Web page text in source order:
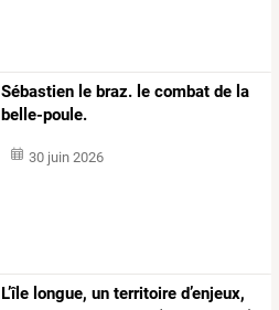
Sébastien le braz. le combat de la
belle-poule.
30 juin 2026
L’île longue, un territoire d’enjeux,